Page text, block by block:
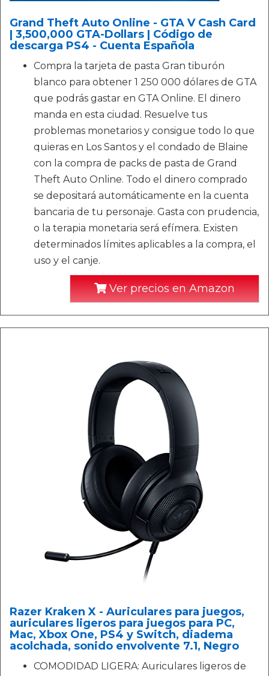
Grand Theft Auto Online - GTA V Cash Card
| 3,500,000 GTA-Dollars | Código de
descarga PS4 - Cuenta Española
Compra la tarjeta de pasta Gran tiburón
blanco para obtener 1 250 000 dólares de GTA
que podrás gastar en GTA Online. El dinero
manda en esta ciudad. Resuelve tus
problemas monetarios y consigue todo lo que
quieras en Los Santos y el condado de Blaine
con la compra de packs de pasta de Grand
Theft Auto Online. Todo el dinero comprado
se depositará automáticamente en la cuenta
bancaria de tu personaje. Gasta con prudencia,
o la terapia monetaria será efímera. Existen
determinados límites aplicables a la compra, el
uso y el canje.
Ver precios en Amazon
Razer Kraken X - Auriculares para juegos,
auriculares ligeros para juegos para PC,
Mac, Xbox One, PS4 y Switch, diadema
acolchada, sonido envolvente 7.1, Negro
COMODIDAD LIGERA: Auriculares ligeros de